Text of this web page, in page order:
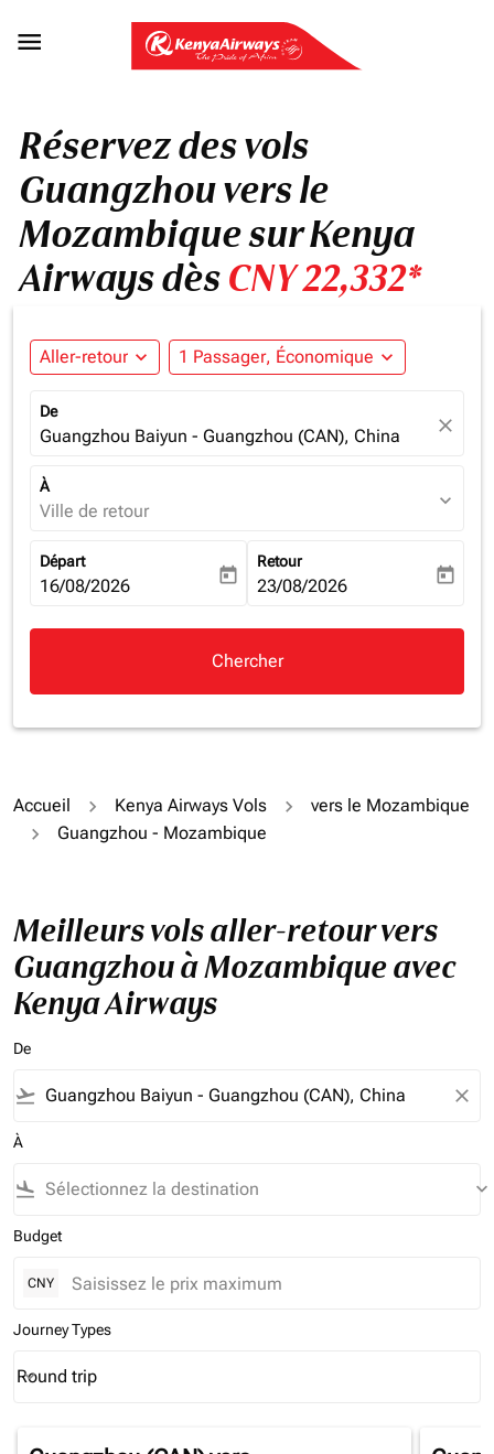

Réservez des vols
Guangzhou vers le
Mozambique sur Kenya
Airways dèsCNY 22,332*
Aller-retour expand_more 1 Passager, Économique expand_more
De
Guangzhou Baiyun - Guangzhou (CAN), China close
À
Ville de retour expand_more
Départ
fc-booking-departure-date-aria-label
16/08/2026 today
Retour
fc-booking-return-date-aria-
23/08/2026 today
Chercher
Accueil Kenya Airways Vols
vers le Mozambique
Guangzhou - Mozambique
Meilleurs vols aller-retour vers
Guangzhou à Mozambique avec
Kenya Airways
De
flight_takeoff close
À
flight_land keyboard_arrow_down
Budget
CNY
Journey Types
Journey Types option Round trip Selected
Round trip
keyboard_arrow_down